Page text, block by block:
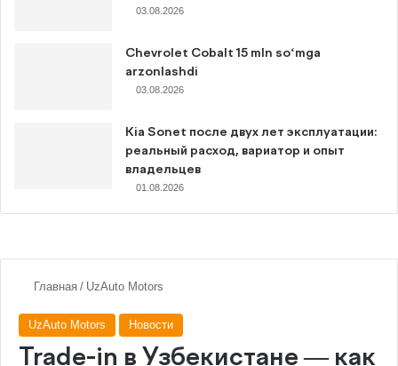
03.08.2026
Chevrolet Cobalt 15 mln so‘mga
arzonlashdi
03.08.2026
Kia Sonet после двух лет эксплуатации:
реальный расход, вариатор и опыт
владельцев
01.08.2026